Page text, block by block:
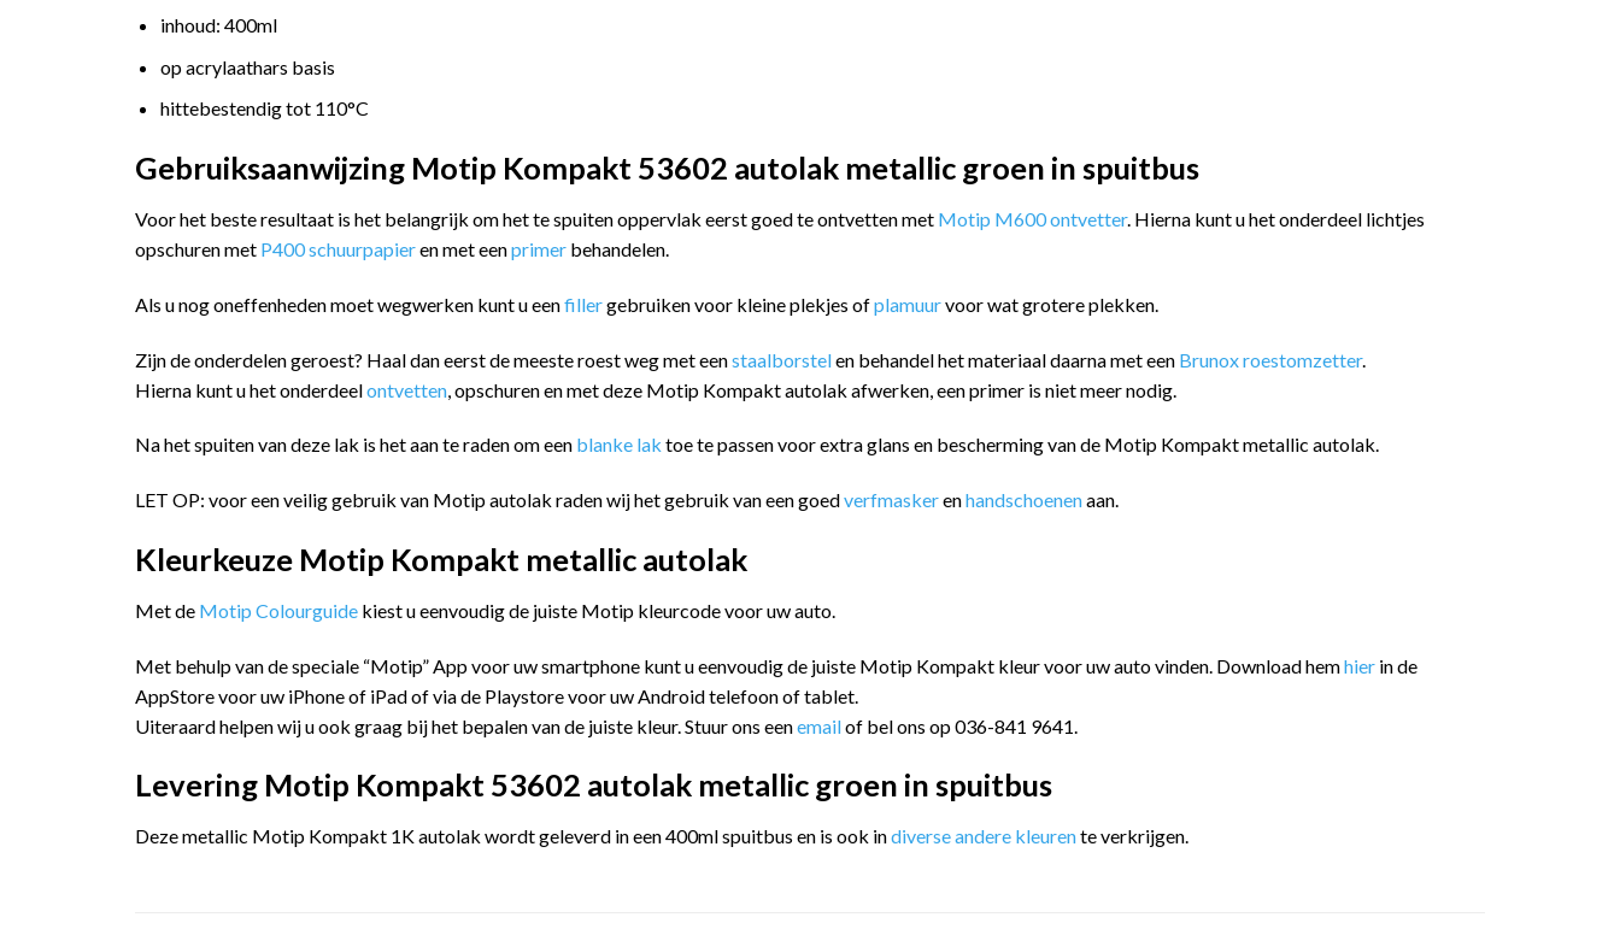
inhoud: 400ml
op acrylaathars basis
hittebestendig tot 110°C
Gebruiksaanwijzing Motip Kompakt 53602 autolak metallic groen in spuitbus
Voor het beste resultaat is het belangrijk om het te spuiten oppervlak eerst goed te ontvetten met Motip M600 ontvetter. Hierna kunt u het onderdeel lichtjes
opschuren met P400 schuurpapieren met eenprimer behandelen.
Als u nog oneffenheden moet wegwerken kunt u eenfillergebruiken voor kleine plekjes ofplamuurvoor wat grotere plekken.
Zijn de onderdelen geroest? Haal dan eerst de meeste roest weg met eenstaalborstelen behandel het materiaal daarna met een Brunox roestomzetter.
Hierna kunt u het onderdeelontvetten , opschuren en met deze Motip Kompakt autolak afwerken, een primer is niet meer nodig.
Na het spuiten van deze lak is het aan te raden om een blanke lak toe te passen voor extra glans en bescherming van de Motip Kompakt metallic autolak.
LET OP: voor een veilig gebruik van Motip autolak raden wij het gebruik van een goedverfmaskerenhandschoenenaan.
Kleurkeuze Motip Kompakt metallic autolak
Met de Motip Colourguide kiest u eenvoudig de juiste Motip kleurcode voor uw auto.
Met behulp van de speciale “Motip” App voor uw smartphone kunt u eenvoudig de juiste Motip Kompakt kleur voor uw auto vinden. Download hemhier in de
AppStore voor uw iPhone of iPad of via de Playstore voor uw Android telefoon of tablet.
Uiteraard helpen wij u ook graag bij het bepalen van de juiste kleur. Stuur ons eenemailof bel ons op 036-841 9641.
Levering Motip Kompakt 53602 autolak metallic groen in spuitbus
Deze metallic Motip Kompakt 1K autolak wordt geleverd in een 400ml spuitbus en is ook indiverse andere kleurente verkrijgen.